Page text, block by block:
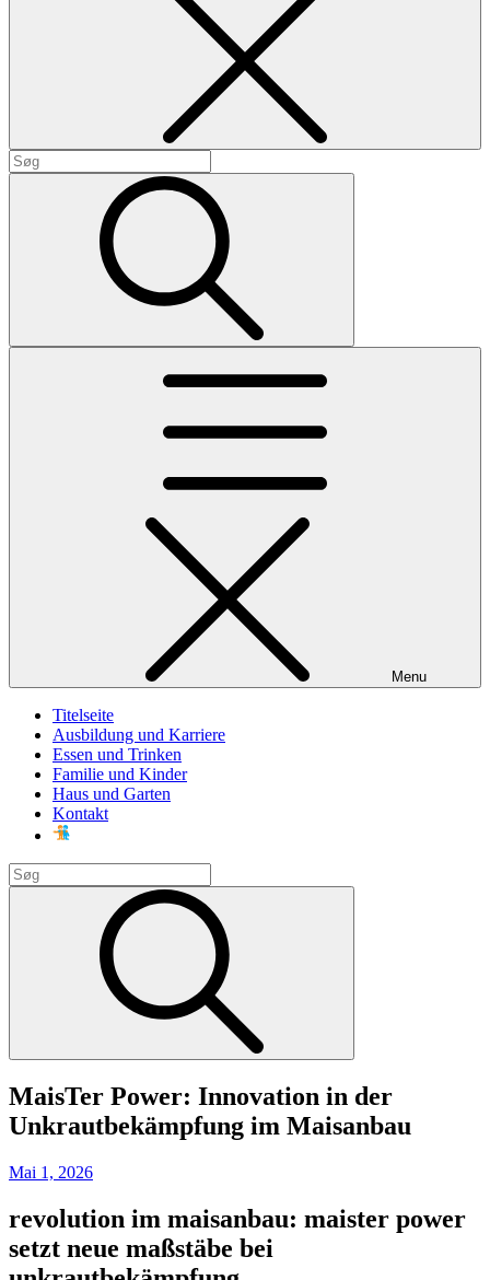
Search
for:
Menu
Titelseite
Ausbildung und Karriere
Essen und Trinken
Familie und Kinder
Haus und Garten
Kontakt
Search
for:
MaisTer Power: Innovation in der
Unkrautbekämpfung im Maisanbau
Posted
Mai 1, 2026
revolution im maisanbau: maister power
setzt neue maßstäbe bei